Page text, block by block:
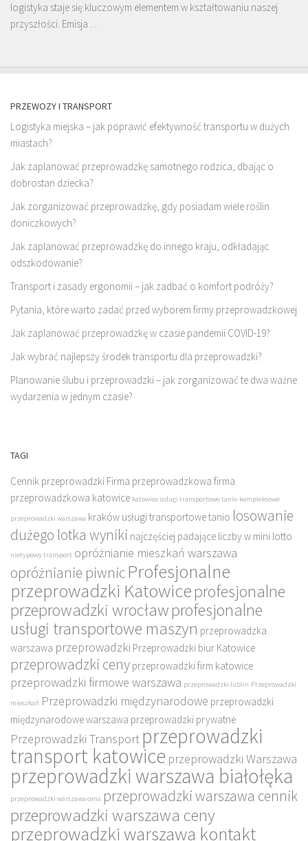
logistyka staje się kluczowym elementem w kształtowaniu naszej
przyszłości. Emisja …
PRZEWOZY I TRANSPORT
Logistyka miejska – jak poprawić efektywność transportu w dużych
miastach?
Jak zaplanować przeprowadzkę samotnego rodzica, dbając o
dobrostan dziecka?
Jak zorganizować przeprowadzkę, gdy posiadam wiele roślin
doniczkowych?
Jak zaplanować przeprowadzkę do innego kraju, odkładając
odszkodowanie?
Transport i zasady ergonomii – jak zadbać o komfort podróży?
Pytania, które warto zadać przed wyborem firmy przeprowadzkowej
Jak zaplanować przeprowadzkę w czasie pandemii COVID-19?
Jak wybrać najlepszy środek transportu dla przeprowadzki?
Planowanie ślubu i przeprowadzki – jak zorganizować te dwa ważne
wydarzenia w jednym czasie?
TAGI
Cennik przeprowadzki Firma przeprowadzkowa firma
przeprowadzkowa katowice katowice usługi transportowe tanio kompleksowe
przeprowadzki warszawa kraków usługi transportowe tanio losowanie
dużego lotka wyniki najczęściej padające liczby w mini lotto
nietypowy transport opróżnianie mieszkań warszawa
opróżnianie piwnicProfesjonalne
przeprowadzki Katowiceprofesjonalne
przeprowadzki wrocławprofesjonalne
usługi transportowe maszyn przeprowadzka
warszawa przeprowadzki Przeprowadzki biur Katowice
przeprowadzki ceny przeprowadzki firm katowice
przeprowadzki firmowe warszawa przeprowadzki lublin Przeprowadzki
mieszkań Przeprowadzki międzynarodowe przeprowadzki
międzynarodowe warszawa przeprowadzki prywatne
Przeprowadzki Transport przeprowadzki
transport katowice przeprowadzki Warszawa
przeprowadzki warszawa białołęka
przeprowadzki warszawa cena przeprowadzki warszawa cennik
przeprowadzki warszawa ceny
przeprowadzki warszawa kontakt